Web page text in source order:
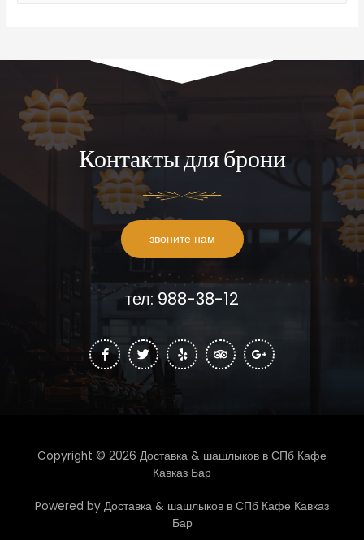
Контакты для брони
звоните нам
тел: 988-38-12
Copyright © 2026 Доставка & шашлыков в СПб Кафе
Кавказ Бар
Powered by Доставка & шашлыков в СПб Кафе Кавказ
Бар